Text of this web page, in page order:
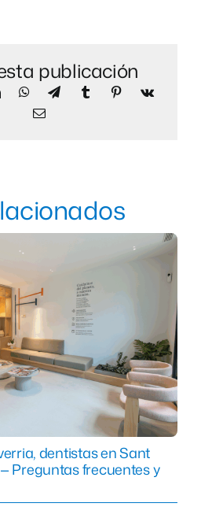
publicación
dentistas en Sant
Preguntas frecuentes y